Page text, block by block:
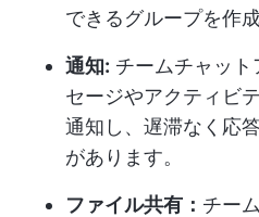
できるグループを作
通知: チームチャット
セージやアクティビ
通知し、遅滞なく応
があります。
ファイル共有： チー